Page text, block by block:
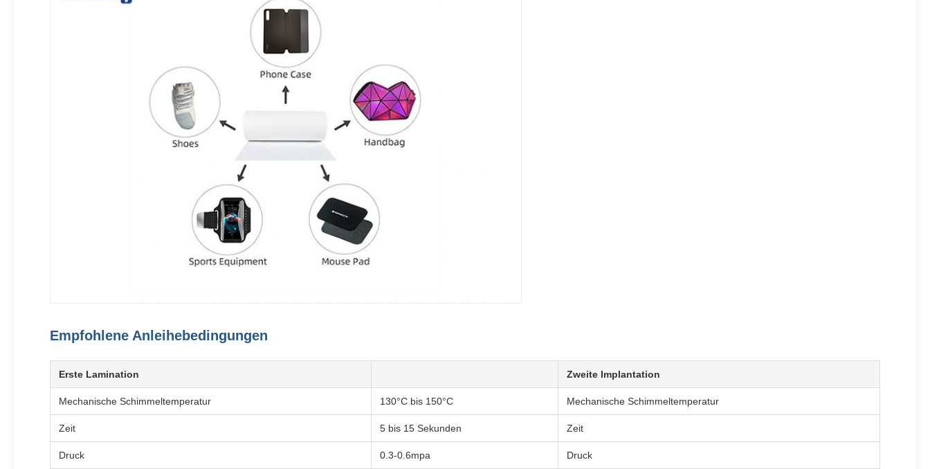
Empfohlene Anleihebedingungen
Erste Lamination Zweite Implantation
Mechanische Schimmeltemperatur 130°C bis 150°C Mechanische Schimmeltemperatur
Zeit 5 bis 15 Sekunden Zeit
Druck 0.3-0.6mpa Druck